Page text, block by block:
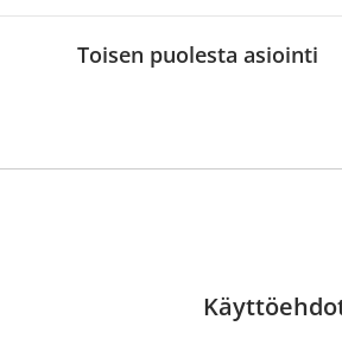
Toisen puolesta asiointi